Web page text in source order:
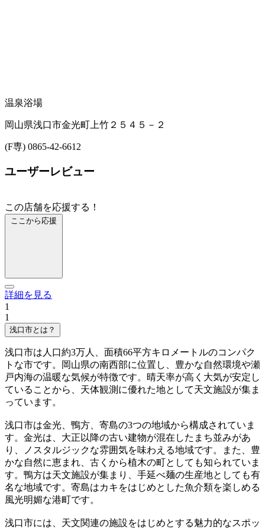
温泉浴場
岡山県浅口市金光町上竹２５４５－２
(F専) 0865-42-6612
ユーザーレビュー
この店舗を応援する！
ここから応援
詳細を見る
1
1
浅口市とは？
浅口市は人口約3万人、面積66平方キロメートルのコンパク
トな市です。岡山県の南西部に位置し、豊かな自然環境や瀬
戸内海の温暖な気候が特徴です。晴天率が高く大気が安定し
ていることから、天体観測に優れた地として天文施設が集ま
っています。
浅口市は金光、鴨方、寄島の3つの地域から構成されていま
す。金光は、大正以降の古い建物が混在したまち並みがあ
り、ノスタルジックな雰囲気を味わえる地域です。また、豊
かな自然に恵まれ、古くから植木の町としても知られていま
す。鴨方は天文施設が集まり、手延べ麺の生産地としても有
名な地域です。寄島はカキをはじめとした魚介類を楽しめる
風光明媚な港町です。
浅口市には、天文関連の施設をはじめとする魅力的なスポッ